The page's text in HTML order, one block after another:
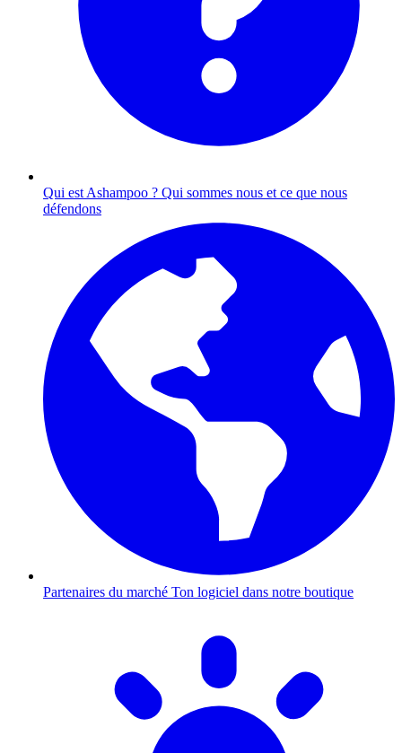
Qui est Ashampoo ? Qui sommes nous et ce que nous
défendons
Partenaires du marché Ton logiciel dans notre boutique